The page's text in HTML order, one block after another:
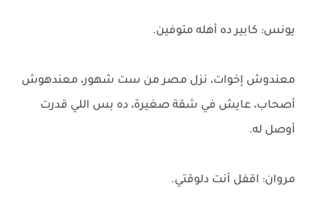
يونس: كابير ده أهله متوفين.
معندوش إخوات، نزل مصر من ست شهور، معندهوش
أصحاب، عايش في شقة صغيرة، ده بس اللي قدرت
أوصل له.
مروان: اقفل أنت دلوقتي.